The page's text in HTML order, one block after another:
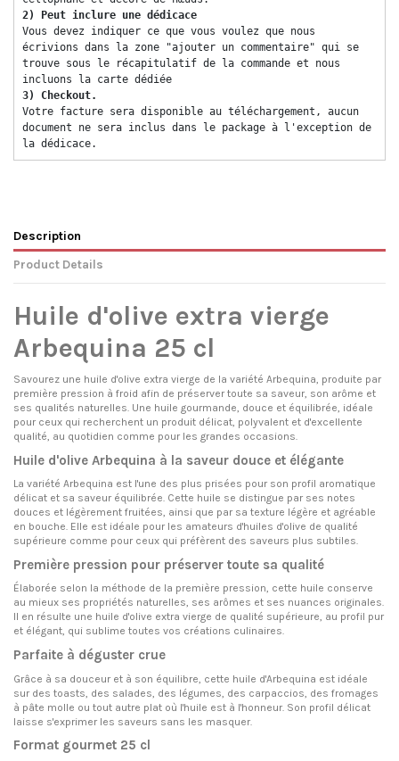
2) Peut inclure une dédicace
Vous devez indiquer ce que vous voulez que nous
écrivions dans la zone "ajouter un commentaire" qui se
trouve sous le récapitulatif de la commande et nous
incluons la carte dédiée
3) Checkout.
Votre facture sera disponible au téléchargement, aucun
document ne sera inclus dans le package à l'exception de
la dédicace.
Description
Product Details
Huile d'olive extra vierge
Arbequina 25 cl
Savourez une huile d'olive extra vierge de la variété Arbequina, produite par
première pression à froid afin de préserver toute sa saveur, son arôme et
ses qualités naturelles. Une huile gourmande, douce et équilibrée, idéale
pour ceux qui recherchent un produit délicat, polyvalent et d'excellente
qualité, au quotidien comme pour les grandes occasions.
Huile d'olive Arbequina à la saveur douce et élégante
La variété Arbequina est l'une des plus prisées pour son profil aromatique
délicat et sa saveur équilibrée. Cette huile se distingue par ses notes
douces et légèrement fruitées, ainsi que par sa texture légère et agréable
en bouche. Elle est idéale pour les amateurs d'huiles d'olive de qualité
supérieure comme pour ceux qui préfèrent des saveurs plus subtiles.
Première pression pour préserver toute sa qualité
Élaborée selon la méthode de la première pression, cette huile conserve
au mieux ses propriétés naturelles, ses arômes et ses nuances originales.
Il en résulte une huile d'olive extra vierge de qualité supérieure, au profil pur
et élégant, qui sublime toutes vos créations culinaires.
Parfaite à déguster crue
Grâce à sa douceur et à son équilibre, cette huile d'Arbequina est idéale
sur des toasts, des salades, des légumes, des carpaccios, des fromages
à pâte molle ou tout autre plat où l'huile est à l'honneur. Son profil délicat
laisse s'exprimer les saveurs sans les masquer.
Format gourmet 25 cl